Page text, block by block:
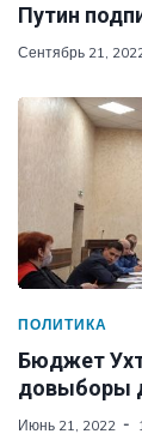
Путин
Сентябрь 21,
ПОЛИТИКА
Бюджет
довыборы
Июнь 21, 2022